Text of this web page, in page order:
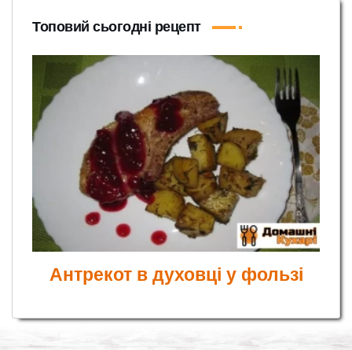
Топовий сьогодні рецепт
Антрекот в духовці у фользі